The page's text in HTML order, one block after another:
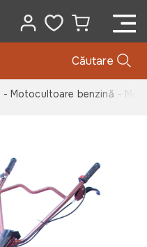
Căutare
- Motocultoare benzină -